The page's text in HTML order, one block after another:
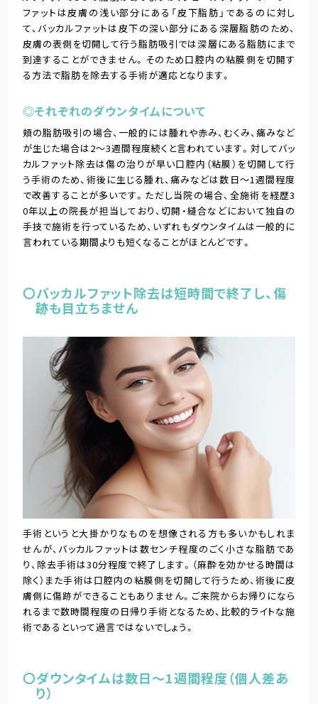
ファットは皮膚の浅い部分にある「皮下脂肪」であるのに対し
て、バッカルファットは皮下の深い部分にある深層脂肪のため、
皮膚の表側を切開して行う脂肪吸引では深層にある脂肪にまで
到達することができません。そのため口腔内の粘膜側を切開す
る方法で脂肪を除去する手術が適応となります。
◎それぞれのダウンタイムについて
頬の脂肪吸引の場合、一般的には腫れや赤み、むくみ、痛みなど
が生じた場合は2～3週間程度続くと言われています。対してバッ
カルファット除去は傷の治りが早い口腔内（粘膜）を切開して行
う手術のため、術後に生じる腫れ、痛みなどは数日～1週間程度
で改善することが多いです。ただし当院の場合、全施術を経歴3
0年以上の院長が担当しており、切開・縫合などにおいて独自の
手技で施術を行っているため、いずれもダウンタイムは一般的に
言われている期間よりも短くなることがほとんどです。
〇バッカルファット除去は短時間で終了し、傷
跡も目立ちません
手術というと大掛かりなものを想像される方も多いかもしれま
せんが、バッカルファットは数センチ程度のごく小さな脂肪であ
り、除去手術は30分程度で終了します。（麻酔を効かせる時間は
除く）また手術は口腔内の粘膜側を切開して行うため、術後に皮
膚側に傷跡ができることもありません。ご来院からお帰りになら
れるまで数時間程度の日帰り手術となるため、比較的ライトな施
術であるといって過言ではないでしょう。
〇ダウンタイムは数日～1週間程度（個人差あ
り）